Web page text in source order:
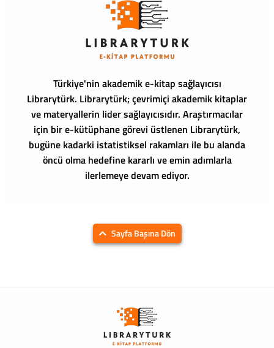
Türkiye'nin akademik e-kitap sağlayıcısı
Librarytürk. Librarytürk; çevrimiçi akademik kitaplar
ve materyallerin lider sağlayıcısıdır. Araştırmacılar
için bir e-kütüphane görevi üstlenen Librarytürk,
bugüne kadarki istatistiksel rakamları ile bu alanda
öncü olma hedefine kararlı ve emin adımlarla
ilerlemeye devam ediyor.
Sayfa Başına Dön